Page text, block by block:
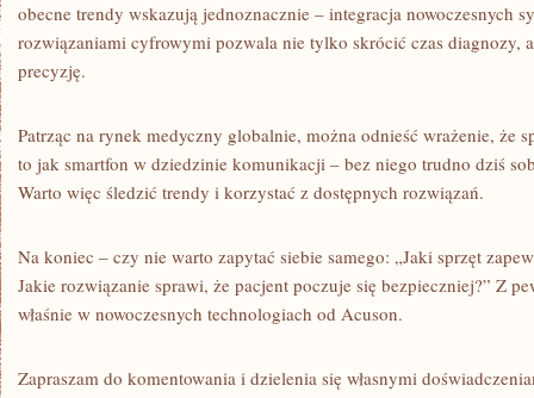
obecne trendy wskazują jednoznacznie – integracja nowoczesnych
rozwiązaniami cyfrowymi pozwala nie tylko skrócić czas diagnozy,
precyzję.
Patrząc na rynek medyczny globalnie, można odnieść wrażenie, że
to jak smartfon w dziedzinie komunikacji – bez niego trudno dziś
Warto więc śledzić trendy i korzystać z dostępnych rozwiązań.
Na koniec – czy nie warto zapytać siebie samego: „Jaki sprzęt
Jakie rozwiązanie sprawi, że pacjent poczuje się bezpieczniej?” Z
właśnie w nowoczesnych technologiach od Acuson.
Zapraszam do komentowania i dzielenia się własnymi